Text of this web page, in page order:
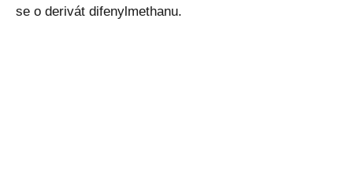
se o derivát difenylmethanu.